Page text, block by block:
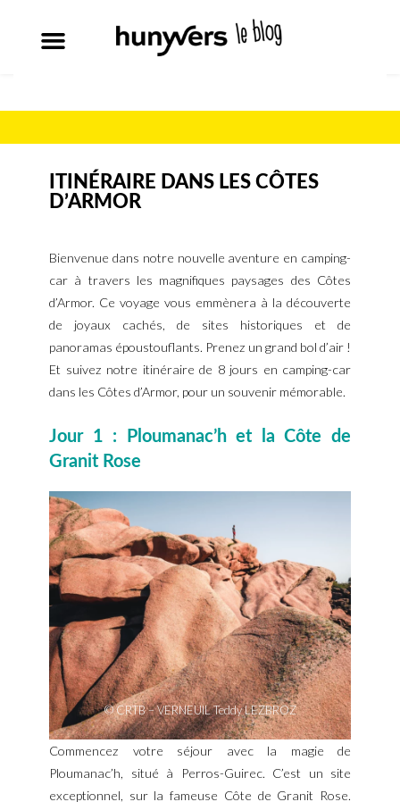
ITINÉRAIRE DANS LES CÔTES
D’ARMOR
Bienvenue dans notre nouvelle aventure en camping-
car à travers les magnifiques paysages des Côtes
d’Armor. Ce voyage vous emmènera à la découverte
de joyaux cachés, de sites historiques et de
panoramas époustouflants. Prenez un grand bol d’air !
Et suivez notre itinéraire de 8 jours en camping-car
dans les Côtes d’Armor, pour un souvenir mémorable.
Jour 1 : Ploumanac’h et la Côte de
Granit Rose
© CRTB – VERNEUIL Teddy LEZBROZ
Commencez votre séjour avec la magie de
Ploumanac’h, situé à Perros-Guirec. C’est un site
exceptionnel, sur la fameuse Côte de Granit Rose.